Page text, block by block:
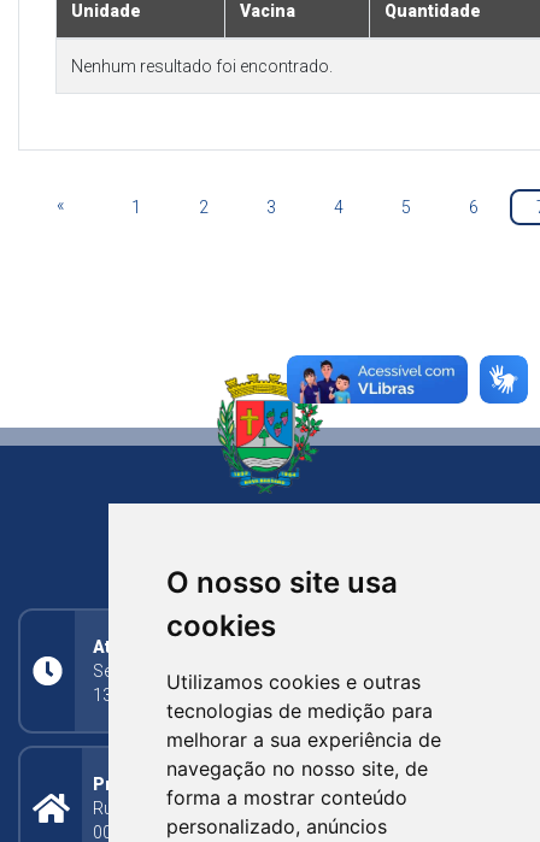
O nosso site usa
cookies
Utilizamos cookies e outras
tecnologias de medição para
melhorar a sua experiência de
navegação no nosso site, de
forma a mostrar conteúdo
personalizado, anúncios
Unidade Vacina Quantidade
Nenhum resultado foi encontrado.
« 1 2 3 4 5 6
Atendimento
Segunda a Sexta: 8h às 11h30min (manhã);
13h30min às 17h (tarde)
Prefeitura Municipal
Rua Silva Jardim, 505 - Bairro Centro - CEP: 95340-
000